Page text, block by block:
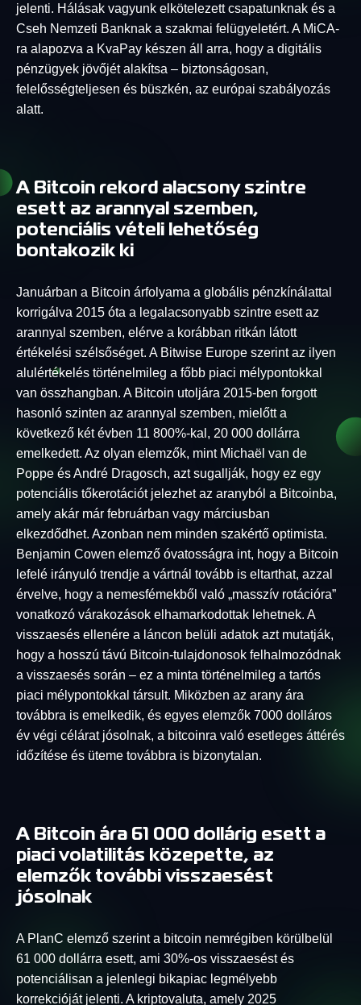
jelenti. Hálásak vagyunk elkötelezett csapatunknak és a
Cseh Nemzeti Banknak a szakmai felügyeletért. A MiCA-
ra alapozva a KvaPay készen áll arra, hogy a digitális
pénzügyek jövőjét alakítsa – biztonságosan,
felelősségteljesen és büszkén, az európai szabályozás
alatt.
A Bitcoin rekord alacsony szintre
esett az arannyal szemben,
potenciális vételi lehetőség
bontakozik ki
Januárban a Bitcoin árfolyama a globális pénzkínálattal
korrigálva 2015 óta a legalacsonyabb szintre esett az
arannyal szemben, elérve a korábban ritkán látott
értékelési szélsőséget. A Bitwise Europe szerint az ilyen
alulértékelés történelmileg a főbb piaci mélypontokkal
van összhangban. A Bitcoin utoljára 2015-ben forgott
hasonló szinten az arannyal szemben, mielőtt a
következő két évben 11 800%-kal, 20 000 dollárra
emelkedett. Az olyan elemzők, mint Michaël van de
Poppe és André Dragosch, azt sugallják, hogy ez egy
potenciális tőkerotációt jelezhet az aranyból a Bitcoinba,
amely akár már februárban vagy márciusban
elkezdődhet. Azonban nem minden szakértő optimista.
Benjamin Cowen elemző óvatosságra int, hogy a Bitcoin
lefelé irányuló trendje a vártnál tovább is eltarthat, azzal
érvelve, hogy a nemesfémekből való „masszív rotációra”
vonatkozó várakozások elhamarkodottak lehetnek. A
visszaesés ellenére a láncon belüli adatok azt mutatják,
hogy a hosszú távú Bitcoin-tulajdonosok felhalmozódnak
a visszaesés során – ez a minta történelmileg a tartós
piaci mélypontokkal társult. Miközben az arany ára
továbbra is emelkedik, és egyes elemzők 7000 dolláros
év végi célárat jósolnak, a bitcoinra való esetleges áttérés
időzítése és üteme továbbra is bizonytalan.
A Bitcoin ára 61 000 dollárig esett a
piaci volatilitás közepette, az
elemzők további visszaesést
jósolnak
A PlanC elemző szerint a bitcoin nemrégiben körülbelül
61 000 dollárra esett, ami 30%-os visszaesést és
potenciálisan a jelenlegi bikapiac legmélyebb
korrekcióját jelenti. A kriptovaluta, amely 2025